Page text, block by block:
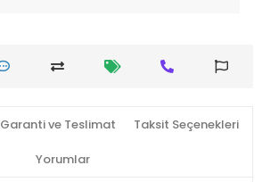
Garanti ve Teslimat Taksit Seçenekleri
Yorumlar